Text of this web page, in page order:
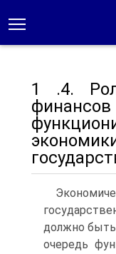
1 .4.
должно
очередь